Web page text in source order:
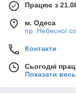
Працює з
м. Одеса
пр. Небесної
Контакти
Сьогодні
Показати